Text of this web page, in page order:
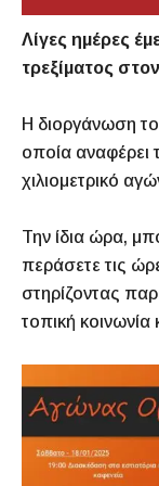
Λίγες ημέρες
τρεξίματος
Η διοργάνωση
οποία αναφέρει
χιλιομετρικό
Την ίδια ώρα,
περάσετε τις
στηρίζοντας
τοπική κοινωνία